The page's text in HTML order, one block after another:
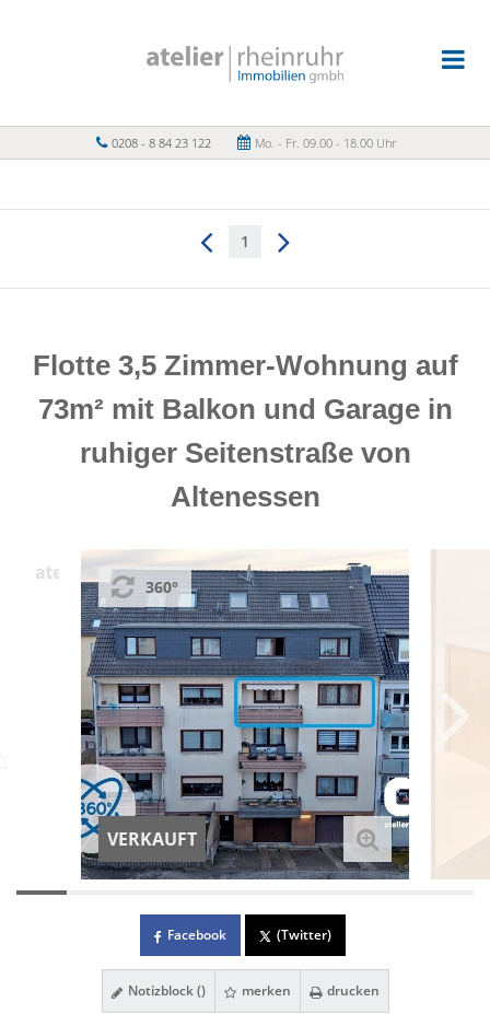
0208 - 8 84 23 122 Mo. - Fr. 09.00 - 18.00 Uhr
1
Flotte 3,5 Zimmer-Wohnung auf
73m² mit Balkon und Garage in
ruhiger Seitenstraße von
Altenessen
VERKAUFT
360°
Facebook (Twitter)
Notizblock () merken drucken